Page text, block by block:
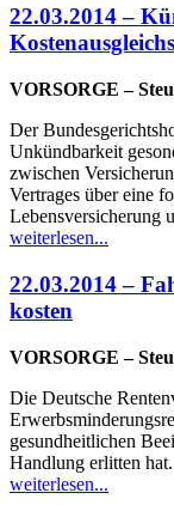
22.03.2014 –
VORSORGE –
Der
Unkündbarkeit
zwischen
Vertrages über eine
Lebensversicherung
weiterlesen...
22.03.2014 –
kosten
VORSORGE –
Die Deutsche
gesundheitlichen
Handlung erlitten hat.
weiterlesen...